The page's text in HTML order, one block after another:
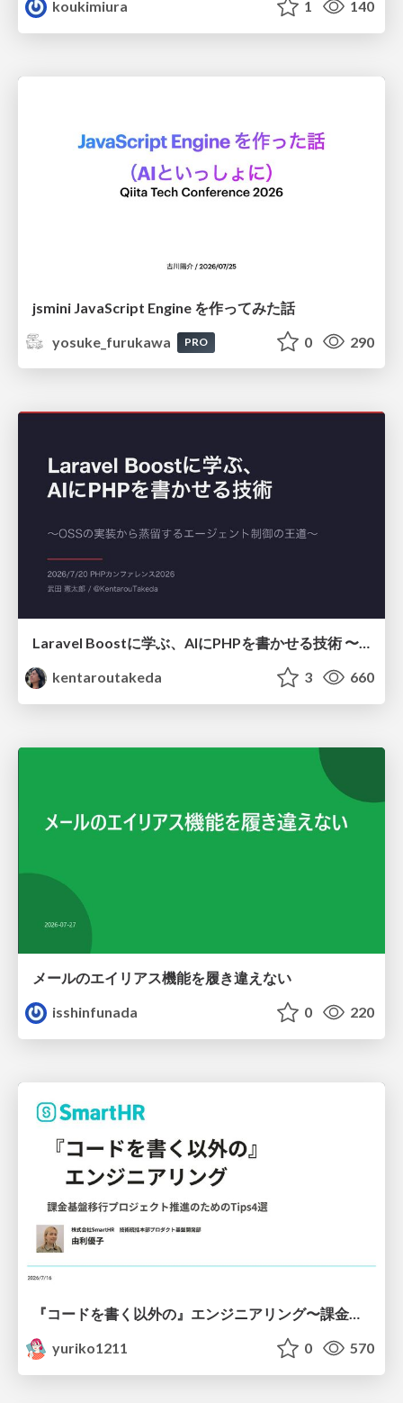
koukimiura 1 140
jsmini JavaScript Engine を作ってみた話
yosuke_furukawa
PRO 0 290
Laravel Boostに学ぶ、AIにPHPを書かせる技術 〜OSSの実装から蒸留するエージェント制御の王道〜
kentaroutakeda
3 660
メールのエイリアス機能を履き違えない
isshinfunada
0 220
yuriko1211
0 570